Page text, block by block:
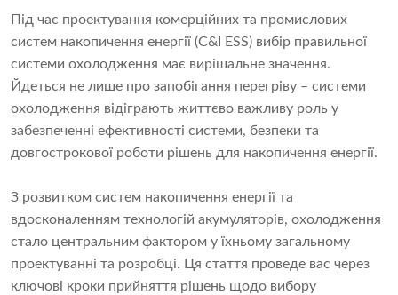
Під час проектування комерційних та промислових
систем накопичення енергії (C&I ESS) вибір правильної
системи охолодження має вирішальне значення.
Йдеться не лише про запобігання перегріву – системи
охолодження відіграють життєво важливу роль у
забезпеченні ефективності системи, безпеки та
довгострокової роботи рішень для накопичення енергії.
З розвитком систем накопичення енергії та
вдосконаленням технологій акумуляторів, охолодження
стало центральним фактором у їхньому загальному
проектуванні та розробці. Ця стаття проведе вас через
ключові кроки прийняття рішень щодо вибору